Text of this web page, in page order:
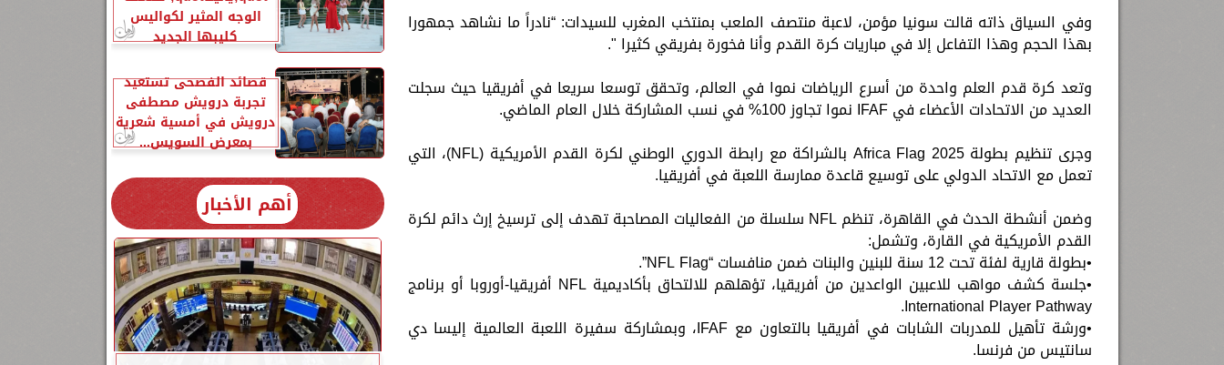
وفي السياق ذاته قالت سونيا مؤمن، لاعبة منتصف الملعب بمنتخب المغرب للسيدات: “نادراً ما نشاهد جمهورا
بهذا الحجم وهذا التفاعل إلا في مباريات كرة القدم وأنا فخورة بفريقي كثيرا ".
وتعد كرة قدم العلم واحدة من أسرع الرياضات نموا في العالم، وتحقق توسعا سريعا في أفريقيا حيث سجلت
العديد من الاتحادات الأعضاء في IFAF نموا تجاوز 100% في نسب المشاركة خلال العام الماضي.
وجرى تنظيم بطولة Africa Flag 2025 بالشراكة مع رابطة الدوري الوطني لكرة القدم الأمريكية (NFL)، التي
تعمل مع الاتحاد الدولي على توسيع قاعدة ممارسة اللعبة في أفريقيا.
وضمن أنشطة الحدث في القاهرة، تنظم NFL سلسلة من الفعاليات المصاحبة تهدف إلى ترسيخ إرث دائم لكرة
القدم الأمريكية في القارة، وتشمل:
•بطولة قارية لفئة تحت 12 سنة للبنين والبنات ضمن منافسات “NFL Flag”.
•جلسة كشف مواهب للاعبين الواعدين من أفريقيا، تؤهلهم للالتحاق بأكاديمية NFL أفريقيا-أوروبا أو برنامج
International Player Pathway.
•ورشة تأهيل للمدربات الشابات في أفريقيا بالتعاون مع IFAF، وبمشاركة سفيرة اللعبة العالمية إليسا دي
سانتيس من فرنسا.
الوجه المثير لكواليس
كليبها الجديد
قصائد الفصحى تستعيد
تجربة درويش مصطفى
درويش في أمسية شعرية
بمعرض السويس...
أهم الأخبار